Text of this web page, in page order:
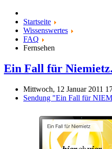
Startseite
Wissenswertes
FAQ
Fernsehen
Ein Fall für
Mittwoch, 12 Januar 2011
Sendung "Ein Fall für